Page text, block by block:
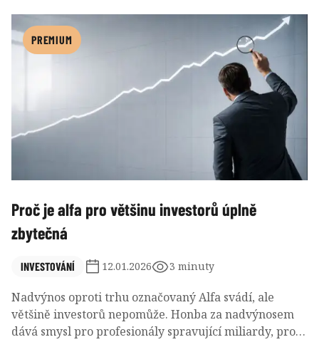
maniodepresivní a proč o úspěchu v investování
nakonec nerozhodují odhady ani grafy, ale schopnost
vydržet, držet plán a nenechat se strhnout emocemi.
PREMIUM
Proč je alfa pro většinu investorů úplně
zbytečná
INVESTOVÁNÍ 12.01.2026 3 minuty
Nadvýnos oproti trhu označovaný Alfa svádí, ale
většině investorů nepomůže. Honba za nadvýnosem
dává smysl pro profesionály spravující miliardy, pro